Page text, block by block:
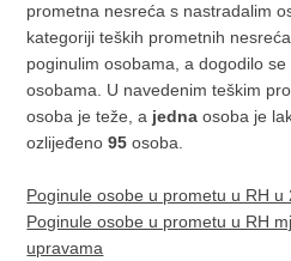
prometna nesreća s nastradalim
kategoriji teških prometnih
poginulim osobama, a dogodilo
osobama. U navedenim teškim
osoba je teže, a jedna osoba je
ozlijeđeno95osoba.
Poginule osobe u prometu u RH u
Poginule osobe u prometu u RH
upravama